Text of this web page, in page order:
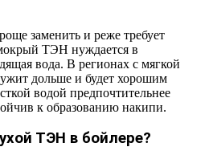
заменить и реже требует
ТЭН нуждается в
вода. В регионах с мягкой
дольше и будет хорошим
водой предпочтительнее
к образованию накипи.
ТЭН в бойлере?